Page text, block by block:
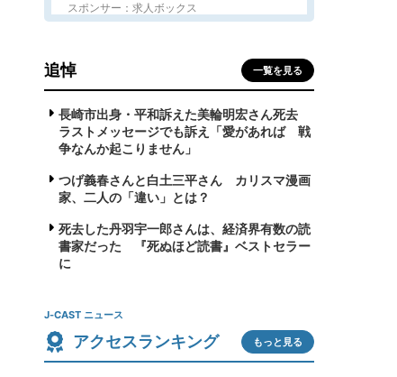
スポンサー：求人ボックス
追悼 一覧を見る
長崎市出身・平和訴えた美輪明宏さん死去
ラストメッセージでも訴え「愛があれば 戦
争なんか起こりません」
つげ義春さんと白土三平さん カリスマ漫画
家、二人の「違い」とは？
死去した丹羽宇一郎さんは、経済界有数の読
書家だった 『死ぬほど読書』ベストセラー
に
J-CAST ニュース
アクセスランキング もっと見る